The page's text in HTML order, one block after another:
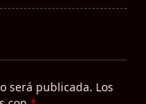
será publicada. Los